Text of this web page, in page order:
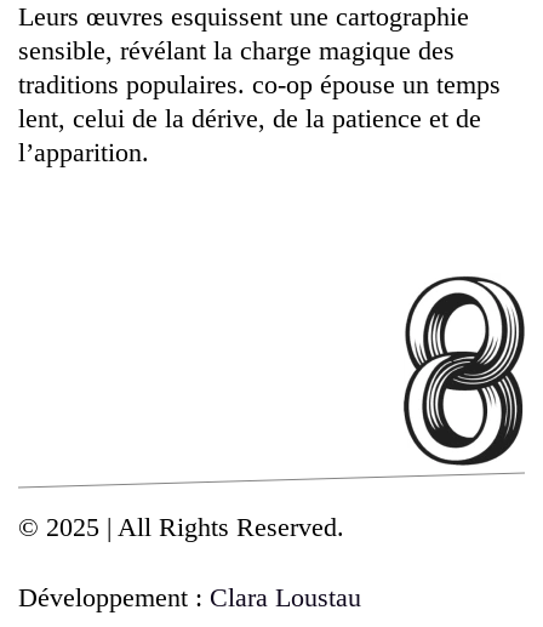
Leurs œuvres esquissent une cartographie
sensible, révélant la charge magique des
traditions populaires. co-op épouse un temps
lent, celui de la dérive, de la patience et de
l’apparition.
© 2025 | All Rights Reserved.
Développement : Clara Loustau